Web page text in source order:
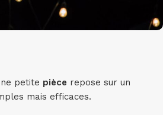
petite pièce repose sur un
mais efficaces.